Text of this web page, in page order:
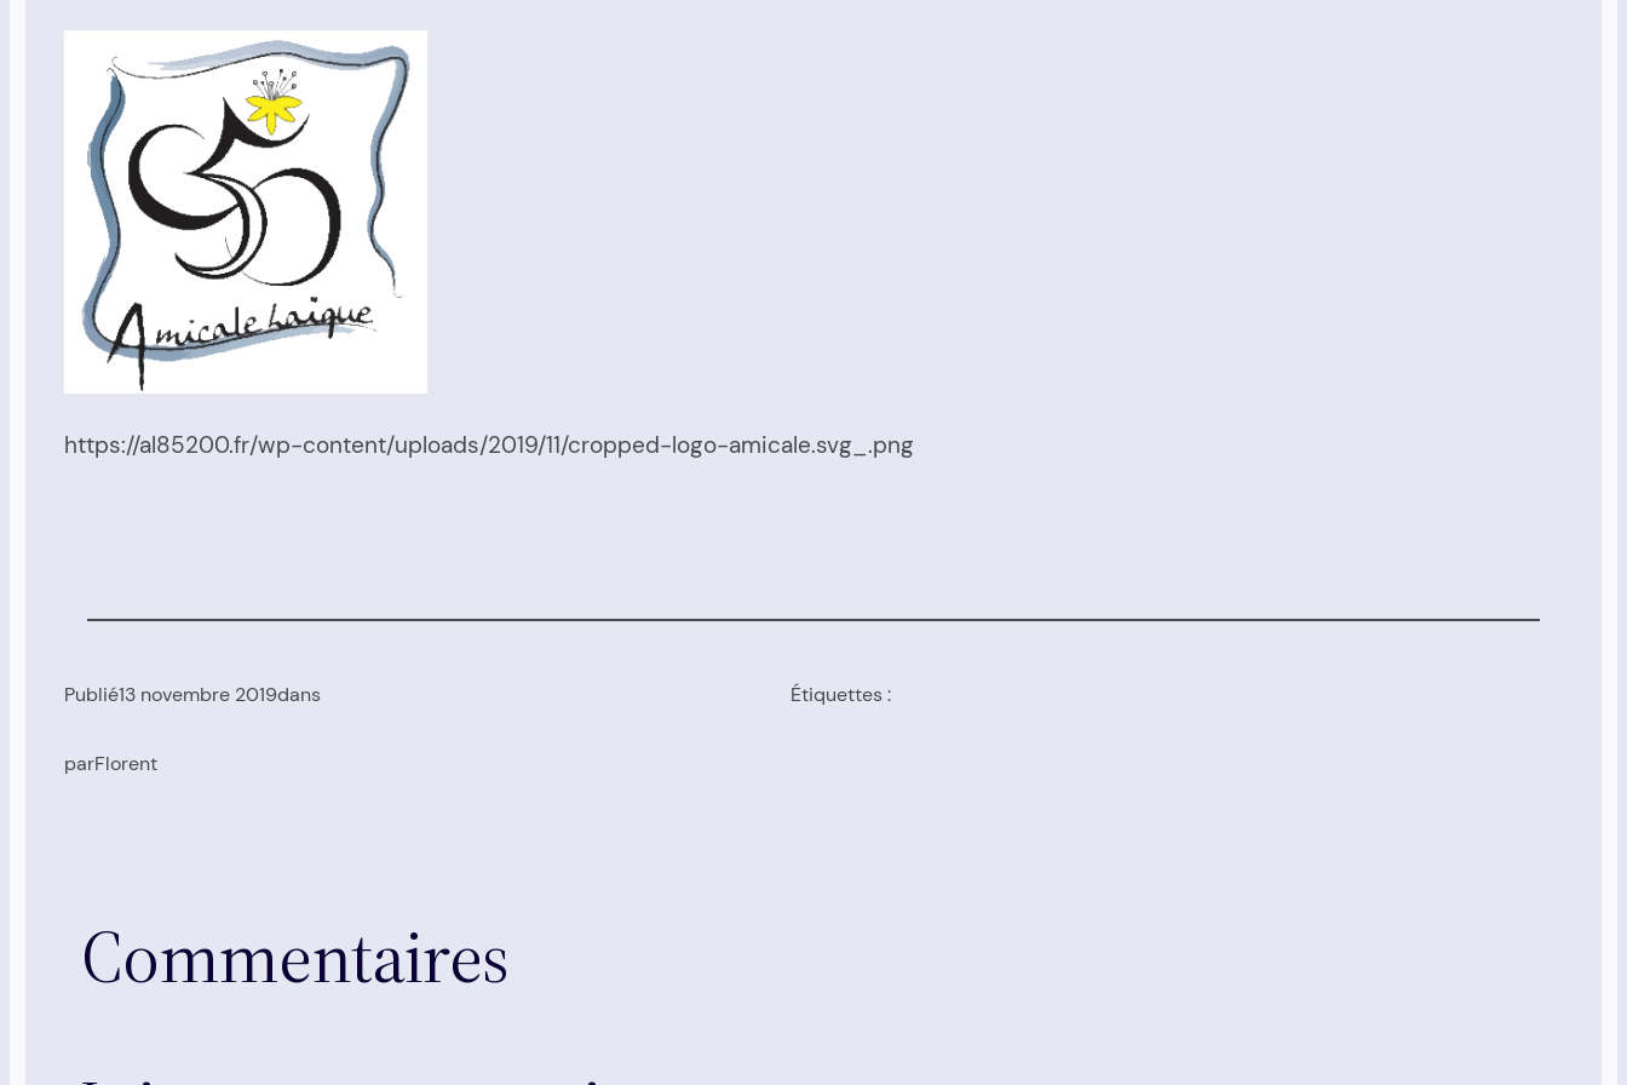
https://al85200.fr/wp-content/uploads/2019/11/cropped-logo-amicale.svg_.png
Publié13 novembre 2019dans
parFlorent
Étiquettes :
Commentaires